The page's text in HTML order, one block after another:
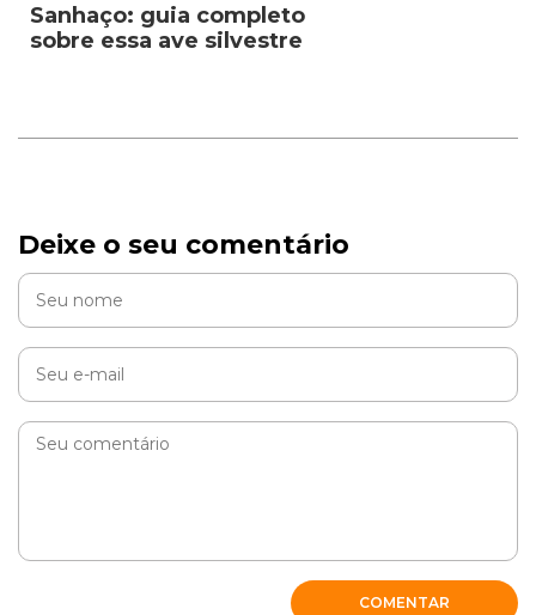
Sanhaço: guia completo
sobre essa ave silvestre
Deixe o seu comentário
COMENTAR